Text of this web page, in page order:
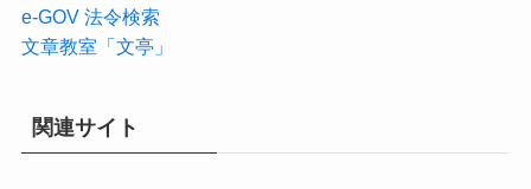
e-GOV 法令検索
文章教室「文亭」
関連サイト